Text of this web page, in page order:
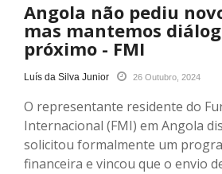
Angola não pediu
mas mantemos
próximo - FMI
Luís da Silva Junior 26 Outubro, 2024
O representante residente do
Internacional (FMI) em Angola
solicitou formalmente um
financeira e vincou que o envio